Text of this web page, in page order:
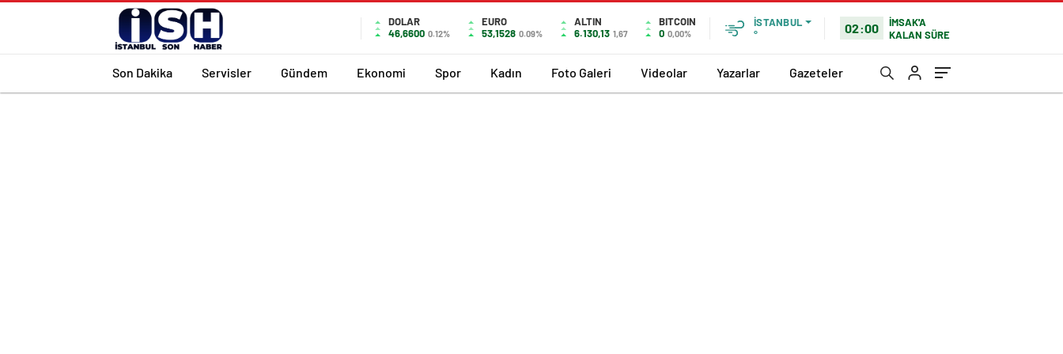
DOLAR
46,6600 0.12%
EURO
53,1528 0.09%
ALTIN
6.130,13 1,67
BITCOIN
0 0,00%
İSTANBUL
°
02:00
İMSAK'A
KALAN SÜRE
Son Dakika Servisler Gündem Ekonomi Spor Kadın Foto Galeri Videolar Yazarlar Gazeteler